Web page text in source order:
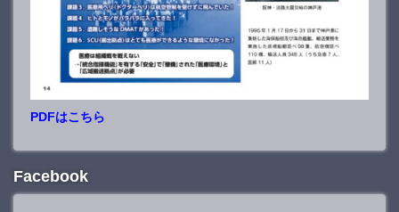
PDFはこちら
Facebook